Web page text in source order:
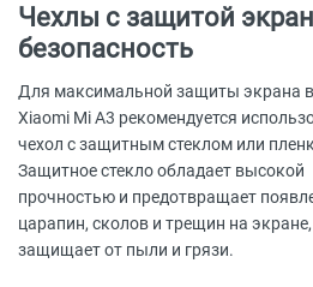
Чехлы с защитой
безопасность
Для максимальной защиты экрана
Xiaomi Mi A3 рекомендуется
чехол с защитным стеклом или
Защитное стекло обладает высокой
прочностью и предотвращает
царапин, сколов и трещин на
защищает от пыли и грязи.